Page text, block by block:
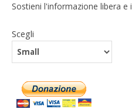
Sostieni l'informazione libera e
Scegli